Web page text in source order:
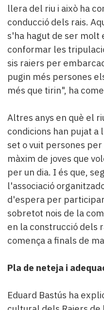
llera del riu i això ha
conducció dels rais.
s'ha hagut de ser molt
conformar les
sis raiers per
pugin més persones
més que tirin", ha
Altres anys en què el
condicions han pujat a
set o vuit persones
màxim de joves que
per un dia. I és que,
l'associació
d'espera per
sobretot nois de la
en la construcció dels
comença a finals de
Pla de neteja i
Eduard Bastús ha